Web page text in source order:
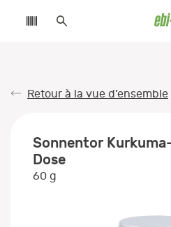
Retour à la vue d’ensemble
Sonnentor
Dose
60 g